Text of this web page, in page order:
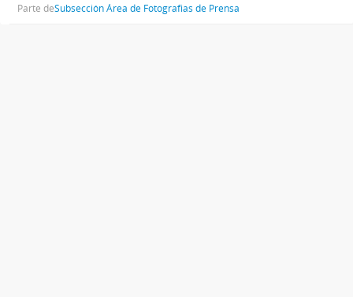
Parte deSubsección Área de Fotografias de Prensa